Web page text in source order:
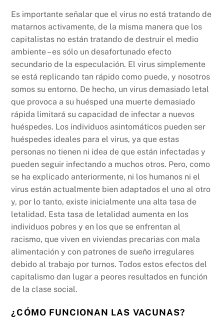
Es importante señalar que el virus no está tratando de
matarnos activamente, de la misma manera que los
capitalistas no están tratando de destruir el medio
ambiente – es sólo un desafortunado efecto
secundario de la especulación. El virus simplemente
se está replicando tan rápido como puede, y nosotros
somos su entorno. De hecho, un virus demasiado letal
que provoca a su huésped una muerte demasiado
rápida limitará su capacidad de infectar a nuevos
huéspedes. Los individuos asintomáticos pueden ser
huéspedes ideales para el virus, ya que estas
personas no tienen ni idea de que están infectadas y
pueden seguir infectando a muchos otros. Pero, como
se ha explicado anteriormente, ni los humanos ni el
virus están actualmente bien adaptados el uno al otro
y, por lo tanto, existe inicialmente una alta tasa de
letalidad. Esta tasa de letalidad aumenta en los
individuos pobres y en los que se enfrentan al
racismo, que viven en viviendas precarias con mala
alimentación y con patrones de sueño irregulares
debido al trabajo por turnos. Todos estos efectos del
capitalismo dan lugar a peores resultados en función
de la clase social.
¿CÓMO FUNCIONAN LAS VACUNAS?